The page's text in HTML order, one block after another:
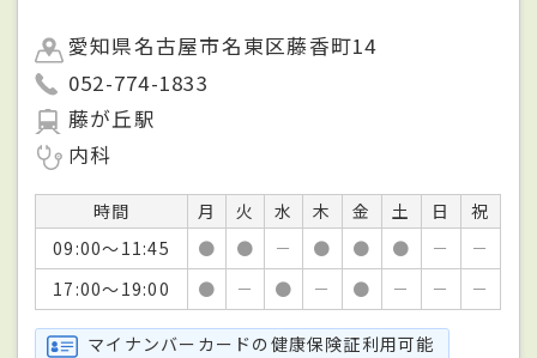
愛知県名古屋市名東区藤香町14
052-774-1833
藤が丘駅
内科
時間 月 火 水 木 金 土 日
祝
09:00～11:45
● ● － ● ● ● －
－
17:00～19:00
● － ● － ● － － －
マイナンバーカードの健康保険証利用可能